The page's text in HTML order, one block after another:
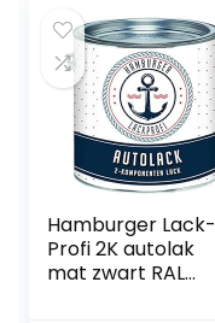
Hamburger Lack-
Profi 2K autolak
mat zwart RAL